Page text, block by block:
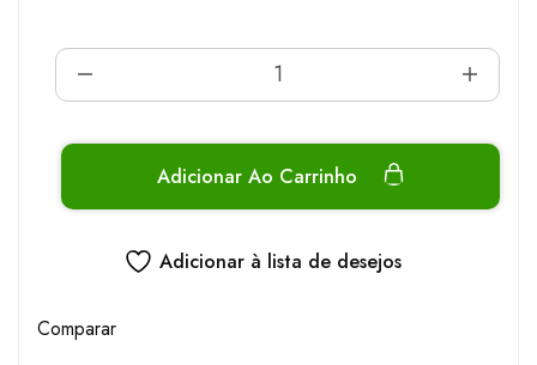
Adicionar Ao Carrinho
Adicionar à lista de desejos
Comparar